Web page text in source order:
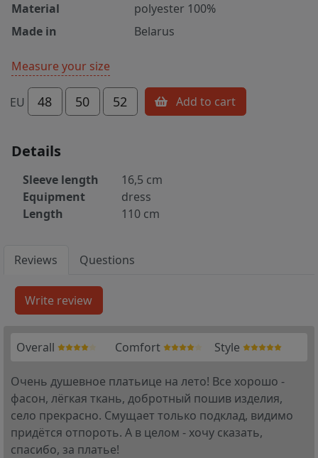
Material
polyester 100%
Made in
Belarus
Measure your size
EU 48 50 52 Add to cart
Details
Sleeve length
16,5 cm
Equipment
dress
Length
110 cm
Reviews Questions
Overall Comfort Style
Очень душевное платьице на лето! Все хорошо -
фасон, лёгкая ткань, добротный пошив изделия,
село прекрасно. Смущает только подклад, видимо
придётся отпороть. А в целом - хочу сказать,
спасибо, за платье!